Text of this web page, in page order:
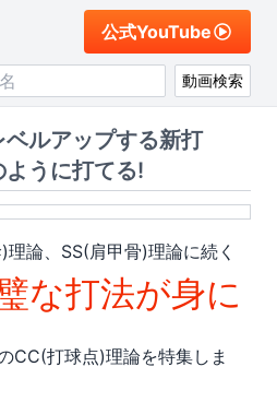
公式YouTube
動画検索
ルアップする新打
うに打てる!
論、SS(肩甲骨)理論に続く
な打法が身に
CC(打球点)理論を特集しま